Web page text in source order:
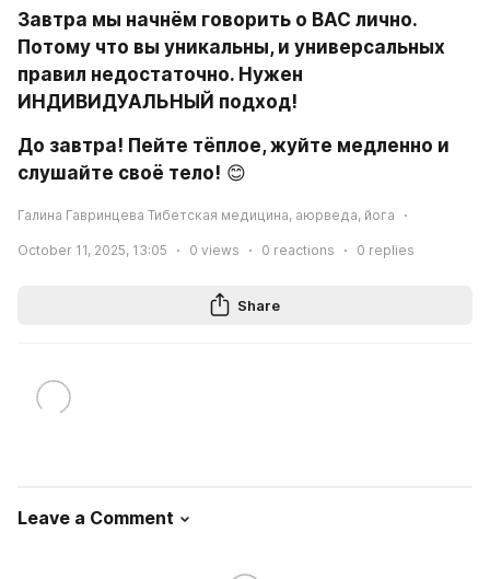
Завтра мы начнём говорить о ВАС лично.
Потому что вы уникальны, и универсальных
правил недостаточно. Нужен
ИНДИВИДУАЛЬНЫЙ подход!
До завтра! Пейте тёплое, жуйте медленно и
слушайте своё тело! 😊
Галина Гавринцева Тибетская медицина, аюрведа, йога
October 11, 2025, 13:05 0 views 0 reactions 0 replies
Share
Leave a Comment